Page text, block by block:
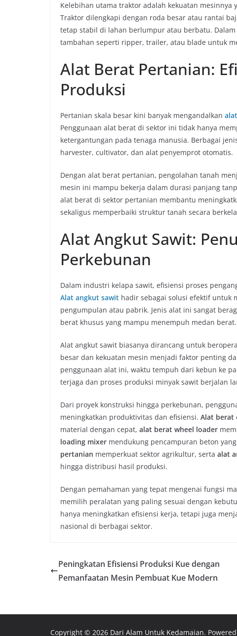
Kelebihan utama traktor adalah kekuatan
Traktor dilengkapi dengan roda besar atau rantai
tetap stabil di lahan berlumpur atau berbatu.
tambahan seperti ripper, trailer, atau blade untuk
Alat Berat Pertanian:
Produksi
Pertanian skala besar kini banyak mengandalkan
Penggunaan alat berat di sektor ini tidak hanya
ketergantungan pada tenaga manusia. Berbagai
harvester, cultivator, dan alat penyemprot otomatis.
Dengan alat berat pertanian, pengolahan tanah
mesin ini mampu bekerja dalam durasi panjang
alat berat di sektor pertanian membantu
sekaligus memperbaiki struktur tanah secara
Alat Angkut Sawit:
Perkebunan
Dalam industri kelapa sawit, efisiensi proses
Alat angkut sawit hadir sebagai solusi efektif untuk
pengumpulan atau pabrik. Jenis alat ini sangat
berat khusus yang mampu menempuh medan berat.
Alat angkut sawit biasanya dirancang untuk
besar dan kekuatan mesin menjadi faktor penting
penggunaan alat ini, waktu tempuh dari kebun ke
terjaga dan proses produksi minyak sawit berjalan
Dari proyek konstruksi hingga perkebunan,
meningkatkan produktivitas dan efisiensi. Alat berat
material dengan cepat, alat berat wheel loader
loading mixer mendukung pencampuran beton
pertanian memperkuat sektor agrikultur, serta alat
hingga distribusi hasil produksi.
Dengan pemahaman yang tepat mengenai fungsi
memilih peralatan yang paling sesuai dengan
hanya meningkatkan efisiensi kerja, tetapi juga
nasional di berbagai sektor.
Peningkatan Efisiensi Produksi Kue dengan
Pemanfaatan Mesin Pembuat Kue Modern
Copyright © 2026 Dari Alam Untuk Kedamaian.